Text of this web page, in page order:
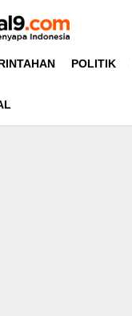
POLITIK